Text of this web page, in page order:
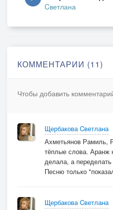
И любовь принеси на
Cветлана
КОММЕНТАРИИ (11)
Чтобы добавить
Щербакова Cветлана
Ахметьянов Рамиль,
тёплые слова. Аранж
делала, а
Песню только
Щербакова Cветлана